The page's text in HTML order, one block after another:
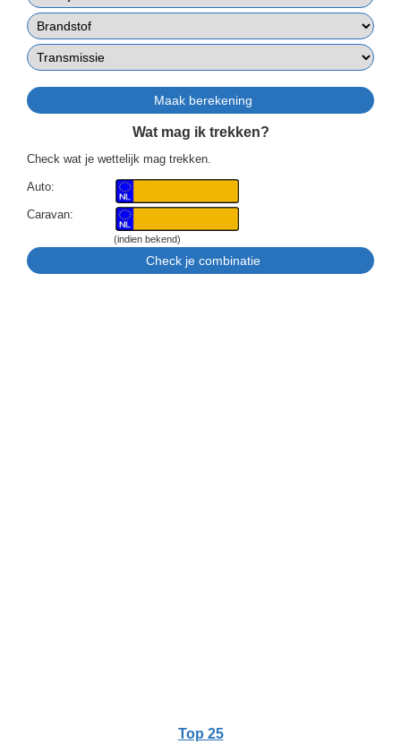
Wat mag ik trekken?
Check wat je wettelijk mag trekken.
Auto:
Caravan:
(indien bekend)
Top 25